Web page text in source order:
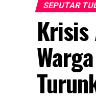
SEPUTAR